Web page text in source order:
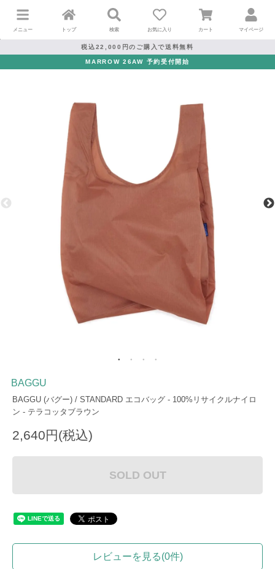
メニュー トップ 検索 お気に入り カート マイページ
税込22,000円のご購入で送料無料
MARROW 26AW 予約受付開始
BAGGU
BAGGU (バグー) / STANDARD エコバッグ - 100%リサイクルナイロ
ン - テラコッタブラウン
2,640円(税込)
SOLD OUT
レビューを見る(0件)